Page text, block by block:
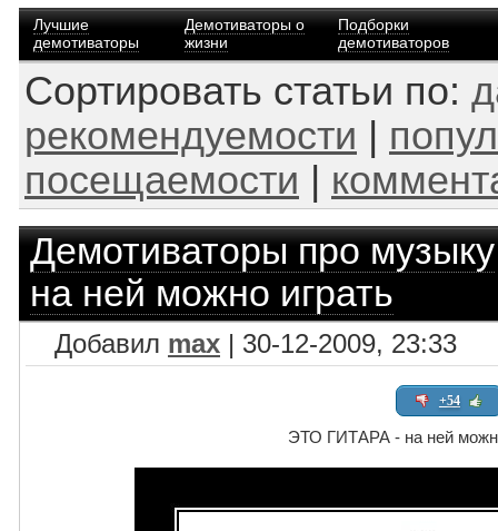
Лучшие
демотиваторы
Демотиваторы о
жизни
Подборки
демотиваторов
Сортировать статьи по:
рекомендуемости
посещаемости
Демотиваторы про музыку
на ней можно играть
Добавил max | 30-12-2009, 23:33
+54
ЭТО ГИТАРА - на ней